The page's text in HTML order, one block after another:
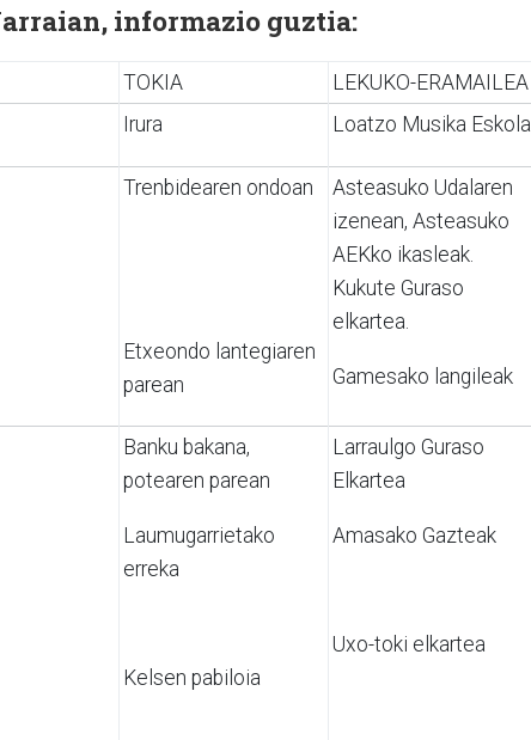
informazio guztia:
TOKIA
LEKUKO-ERAMAILEA
Irura Loatzo Musika Eskola
Trenbidearen ondoan
Etxeondo lantegiaren
parean
Asteasuko Udalaren
izenean, Asteasuko
AEKko ikasleak.
Kukute Guraso
elkartea.
Gamesako langileak
Banku bakana,
potearen parean
Laumugarrietako
erreka
Kelsen pabiloia
Larraulgo Guraso
Elkartea
Amasako Gazteak
Uxo-toki elkartea